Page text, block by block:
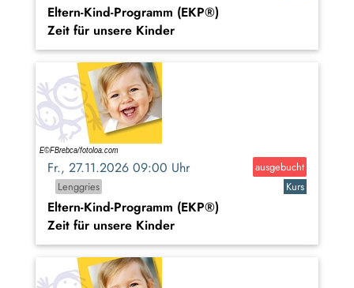
Eltern-Kind-Programm (EKP®)
Zeit für unsere Kinder
Fr., 27.11.2026 09:00 Uhr
ausgebucht
Lenggries
Kurs
Eltern-Kind-Programm (EKP®)
Zeit für unsere Kinder